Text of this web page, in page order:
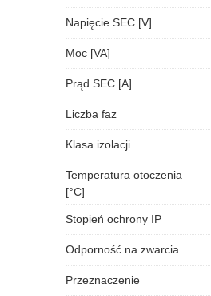
Napięcie SEC [V]
Moc [VA]
Prąd SEC [A]
Liczba faz
Klasa izolacji
Temperatura otoczenia
[°C]
Stopień ochrony IP
Odporność na zwarcia
Przeznaczenie